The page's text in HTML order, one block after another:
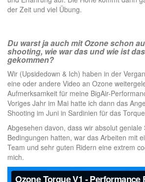
der Zeit und viel Übung.
Du warst ja auch mit Ozone schon
shooting, wie war das und wie ist
gekommen?
Wir (Upsidedown & Ich) haben in der
eine oder andere Video an Ozone
Aufmerksamkeit für meine BigAir-
Voriges Jahr im Mai hatte ich dann das
Shooting im Juni in Sardinien für das
Abgesehen davon, dass wir absolut geniale
Bedingungen hatten, war das Arbeiten mit
Team und sehr guten Ridern eine extrem
mich.